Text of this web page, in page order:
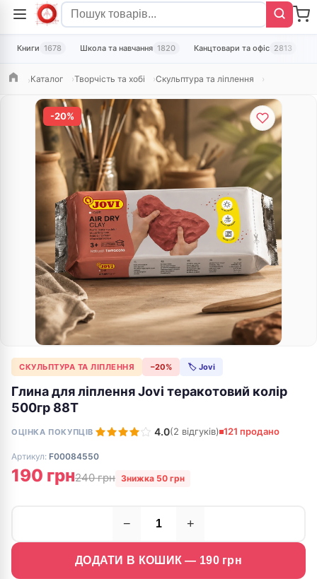
Книги 1678 Школа та навчання 1820 Канцтовари та офіс 2813
ГоловнаКаталог Творчість та хобі Скульптура та ліплення
-20%
СКУЛЬПТУРА ТА ЛІПЛЕННЯ −20% 🏷 Jovi
Глина для ліплення Jovi теракотовий колір
500гр 88T
ОЦІНКА ПОКУПЦІВ 4.0(2 відгуків) 121 продано
Артикул: F00084550
190 грн240 грн Знижка 50 грн
− +
ДОДАТИ В КОШИК — 190грн